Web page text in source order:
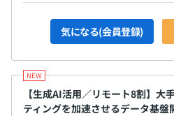
気になる(会員登録)
【生成AI活用／リモート8割】大
ティングを加速させるデータ基